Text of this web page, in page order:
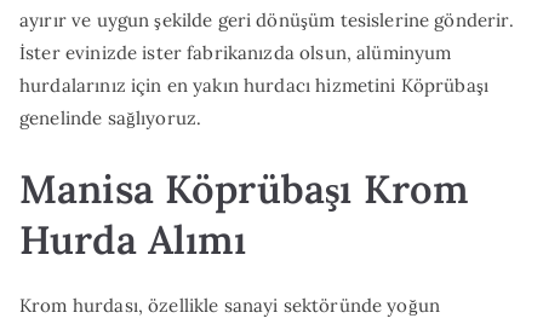
ayırır ve uygun şekilde geri dönüşüm tesislerine gönderir.
İster evinizde ister fabrikanızda olsun, alüminyum
hurdalarınız için en yakın hurdacı hizmetini Köprübaşı
genelinde sağlıyoruz.
Manisa Köprübaşı Krom
Hurda Alımı
Krom hurdası, özellikle sanayi sektöründe yoğun